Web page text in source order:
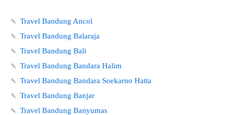
🍡 Travel Bandung Ancol
🍡 Travel Bandung Balaraja
🍡 Travel Bandung Bali
🍡 Travel Bandung Bandara Halim
🍡 Travel Bandung Bandara Soekarno Hatta
🍡 Travel Bandung Banjar
🍡 Travel Bandung Banyumas